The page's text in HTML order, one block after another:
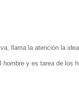
llama la atención la
hombre y es tarea de los